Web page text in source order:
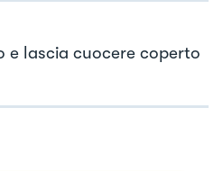
e lascia cuocere coperto